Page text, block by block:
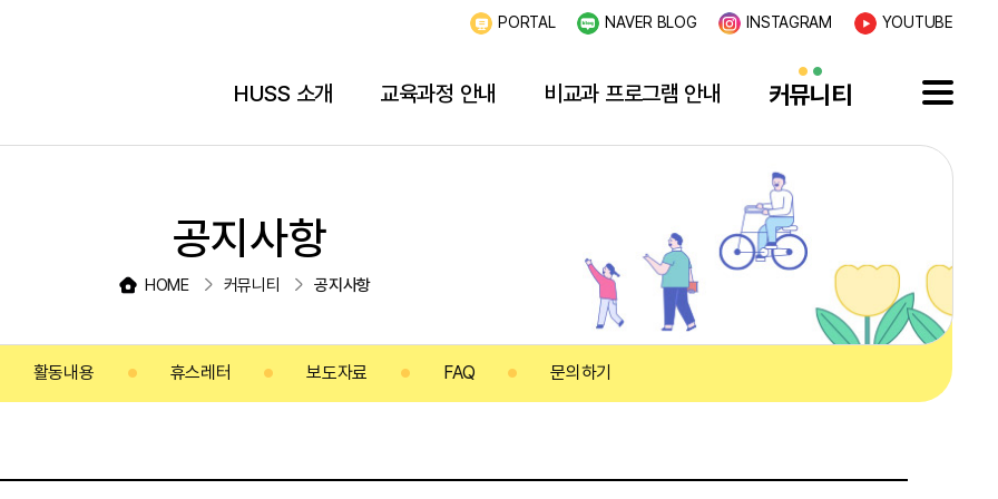
PORTAL NAVER BLOG INSTAGRAM YOUTUBE
HUSS 소개 교육과정 안내 비교과 프로그램 안내 커뮤니티
활동내용 휴스레터 보도자료 FAQ 문의하기
공지사항
HOME 커뮤니티 공지사항